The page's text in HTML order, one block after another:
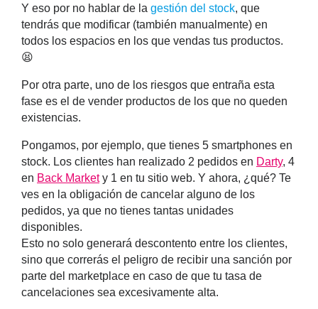
Y eso por no hablar de la gestión del stock, que
tendrás que modificar (también manualmente) en
todos los espacios en los que vendas tus productos.
😫
Por otra parte, uno de los riesgos que entraña esta
fase es el de vender productos de los que no queden
existencias.
Pongamos, por ejemplo, que tienes 5 smartphones en
stock. Los clientes han realizado 2 pedidos en Darty, 4
en Back Markety 1 en tu sitio web. Y ahora, ¿qué? Te
ves en la obligación de cancelar alguno de los
pedidos, ya que no tienes tantas unidades
disponibles.
Esto no solo generará descontento entre los clientes,
sino que correrás el peligro de recibir una sanción por
parte del marketplace en caso de que tu tasa de
cancelaciones sea excesivamente alta.